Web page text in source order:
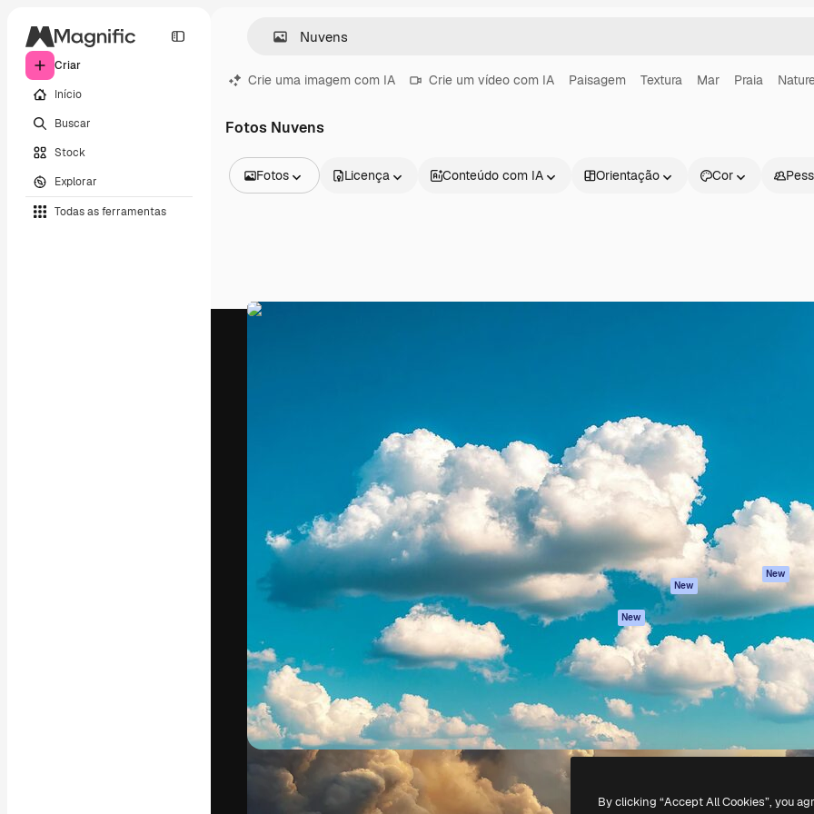
Criar
Início
Buscar
Stock
Explorar
Todas as ferramentas
Crie uma imagem com IA Crie um vídeo com IA Paisagem Textura Mar Praia
Fotos Nuvens
Fotos
Vídeos
Licença Conteúdo com IA Orientação Cor
seu melhor trabalho. Mais de 1 milhão de
assinantes entre criativos, empresas,
agências e estúdios.
Português
Spaces
Assistente de IA
Gerador de
imagens
Gerador de vídeos
Texto para voz
Conteúdo de stock
MCP para
Claude/ChatGPT
New
Agentes New
API
App móvel
Todas as
ferramentas
condições
Política de
privacidade
Originais
New
Política de
Central de
confiabilidade
Afiliados
Empresas
Copyright © 2010-2026 Freepik Company S.L.U. Todos os direitos reservados.
By clicking “Accept All Cookies”, you